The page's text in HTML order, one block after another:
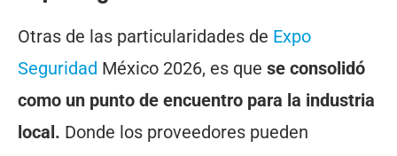
Otras de las particularidades de Expo
Seguridad México 2026, es que se consolidó
como un punto de encuentro para la industria
local. Donde los proveedores pueden